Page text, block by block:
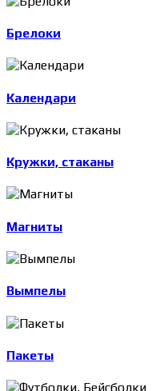
Брелоки
Календари
Кружки, стаканы
Магниты
Вымпелы
Пакеты